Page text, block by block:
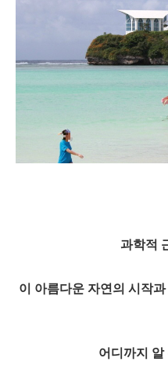
과학적
이 아름다운 자연의 시작
어디까지